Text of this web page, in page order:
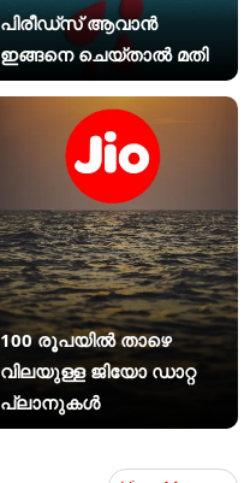
പിരീഡ്സ് ആവാൻ
ഇങ്ങനെ ചെയ്താൽ മതി
100 രൂപയിൽ താഴെ
വിലയുള്ള ജിയോ ഡാറ്റ
പ്ലാനുകൾ